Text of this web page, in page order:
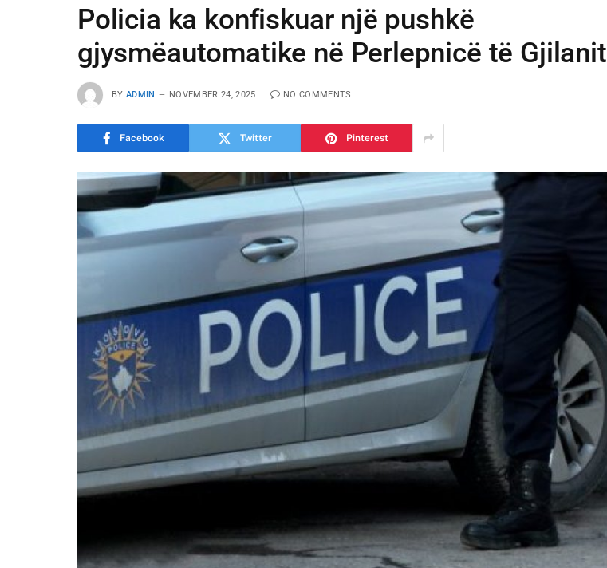
Policia ka konfiskuar një pushkë
gjysmëautomatike në Perlepnicë të Gjilanit
BY ADMIN NOVEMBER 24, 2025 NO COMMENTS
Facebook Twitter Pinterest